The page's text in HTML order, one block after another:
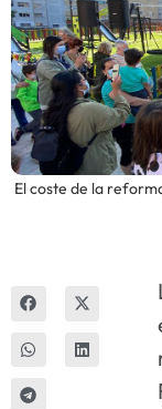
El coste de la